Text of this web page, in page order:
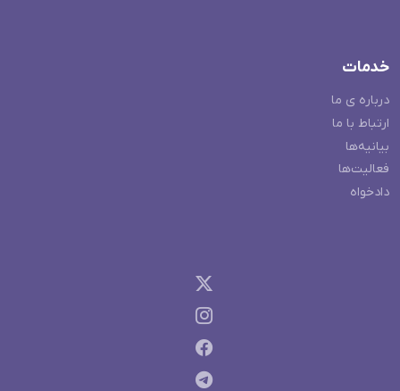
خدمات
درباره ی ما
ارتباط با ما
بیانیه‌ها
فعالیت‌ها
دادخواه